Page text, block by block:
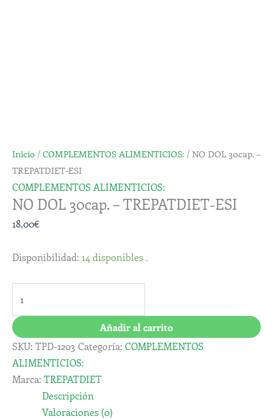
Inicio / COMPLEMENTOS ALIMENTICIOS: / NO DOL 30cap. –
TREPATDIET-ESI
COMPLEMENTOS ALIMENTICIOS:
NO DOL 30cap. – TREPATDIET-ESI
18,00€
Disponibilidad: 14 disponibles .
Añadir al carrito
SKU: TPD-1203 Categoría: COMPLEMENTOS
ALIMENTICIOS:
Marca: TREPATDIET
Descripción
Valoraciones (0)